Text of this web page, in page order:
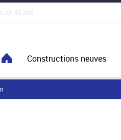
de 30 ans
Constructions neuves